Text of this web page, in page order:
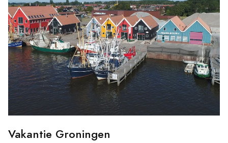
Vakantie Groningen